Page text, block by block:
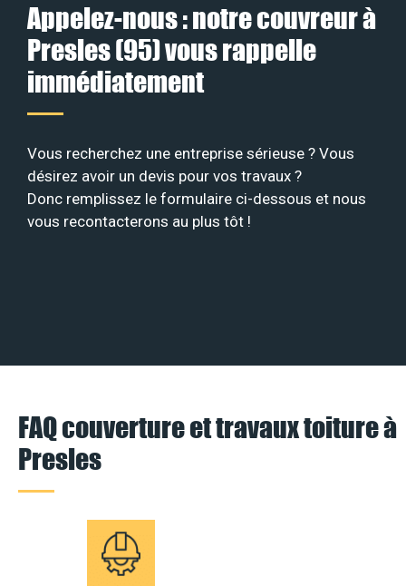
Appelez-nous : notre couvreur à
Presles (95) vous rappelle
immédiatement
Vous recherchez une entreprise sérieuse ? Vous
désirez avoir un devis pour vos travaux ?
Donc remplissez le formulaire ci-dessous et nous
vous recontacterons au plus tôt !
FAQ couverture et travaux toiture à
Presles